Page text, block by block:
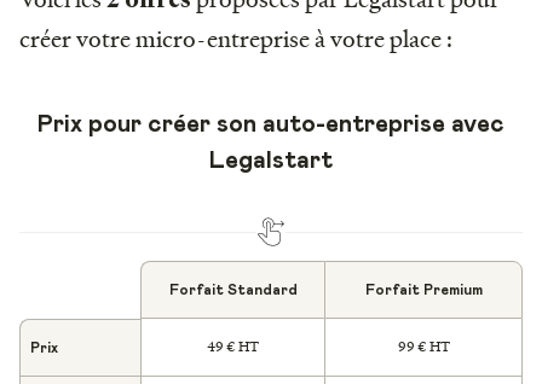
créer votre micro-entreprise à votre place :
Prix pour créer son auto-entreprise avec
Legalstart
Forfait Standard Forfait Premium
Prix 49 € HT 99 € HT